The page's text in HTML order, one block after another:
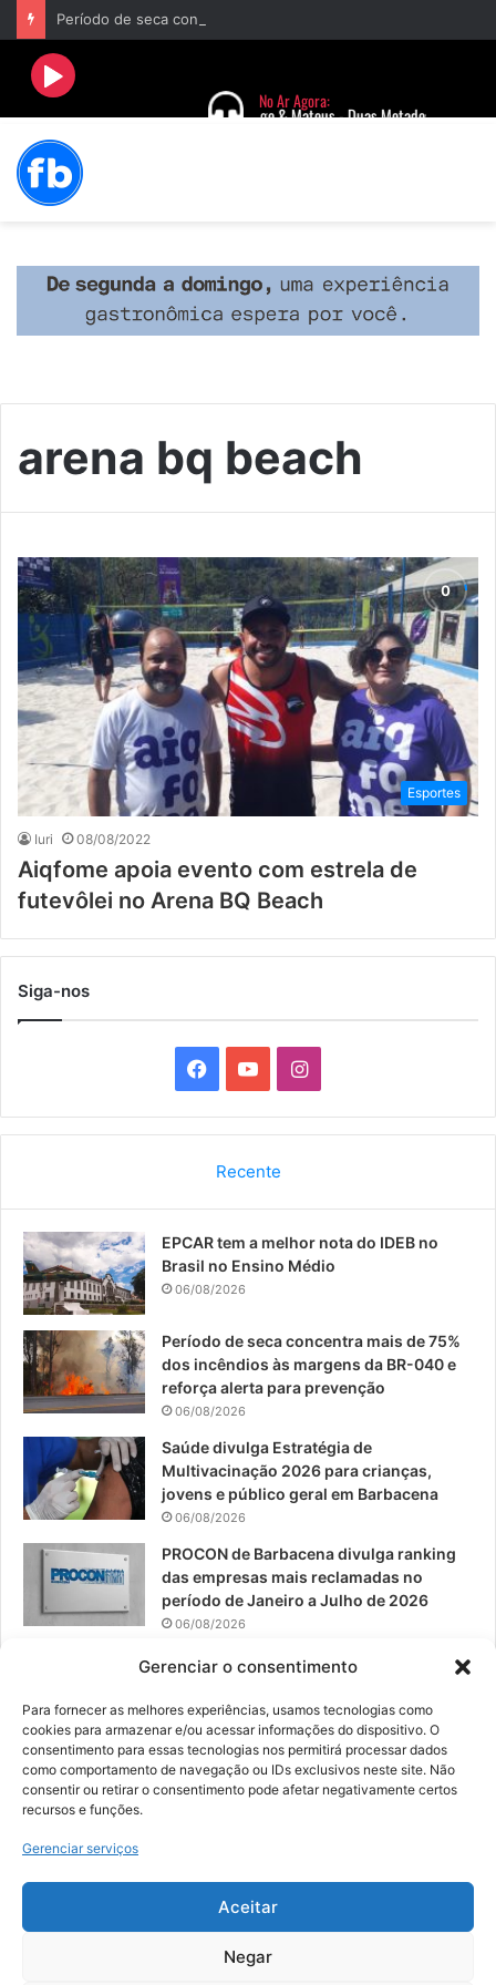
Gerenciar o consentimento
Para fornecer as melhores experiências, usamos tecnologias como
cookies para armazenar e/ou acessar informações do dispositivo. O
consentimento para essas tecnologias nos permitirá processar dados
como comportamento de navegação ou IDs exclusivos neste site. Não
consentir ou retirar o consentimento pode afetar negativamente certos
recursos e funções.
Gerenciar serviços
Aceitar
Negar
arena bq beach
Esportes
Iuri 08/08/2022
Aiqfome apoia evento com estrela de
futevôlei no Arena BQ Beach
Siga-nos
a
b
o
o
k
o
u
e
I
n
a
r
a
Recente
EPCAR tem a melhor nota do IDEB no
Brasil no Ensino Médio
06/08/2026
Período de seca concentra mais de 75%
dos incêndios às margens da BR-040 e
reforça alerta para prevenção
06/08/2026
Saúde divulga Estratégia de
Multivacinação 2026 para crianças,
jovens e público geral em Barbacena
06/08/2026
PROCON de Barbacena divulga ranking
das empresas mais reclamadas no
período de Janeiro a Julho de 2026
06/08/2026
Prefeitura convoca organizações de
Resíduos Sólidos
05/08/2026
© 2026, Todos os direitos reservados | Desenvolvido por:
Digital Business| Hospedado por:NP Publicidade
Fale Conosco
Sobre Nós
Política de Segurança e Privacidade